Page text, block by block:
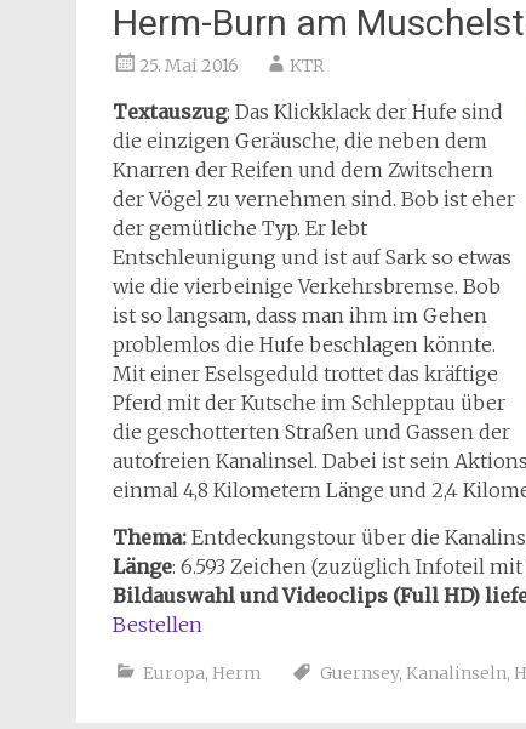
Herm-Burn am
25. Mai 2016 KTR
Textauszug: Das Klickklack der Hufe sind
die einzigen Geräusche, die neben dem
Knarren der Reifen und dem Zwitschern
der Vögel zu vernehmen sind. Bob ist eher
der gemütliche Typ. Er lebt
Entschleunigung und ist auf Sark so etwas
wie die vierbeinige Verkehrsbremse. Bob
ist so langsam, dass man ihm im Gehen
problemlos die Hufe beschlagen könnte.
Mit einer Eselsgeduld trottet das kräftige
Pferd mit der Kutsche im Schlepptau über
die geschotterten Straßen und Gassen der
autofreien Kanalinsel. Dabei ist sein
einmal 4,8 Kilometern Länge und 2,4
Thema: Entdeckungstour über die
Länge: 6.593 Zeichen (zuzüglich Infoteil mit
Bildauswahl und Videoclips (Full HD)
Bestellen
Europa, Herm Guernsey, Kanalinseln,